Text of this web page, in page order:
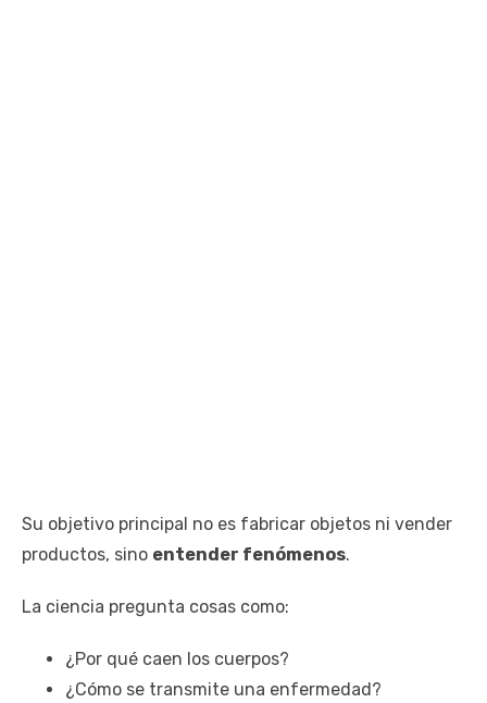
Su objetivo principal no es fabricar objetos ni vender
productos, sino entender fenómenos.
La ciencia pregunta cosas como:
¿Por qué caen los cuerpos?
¿Cómo se transmite una enfermedad?